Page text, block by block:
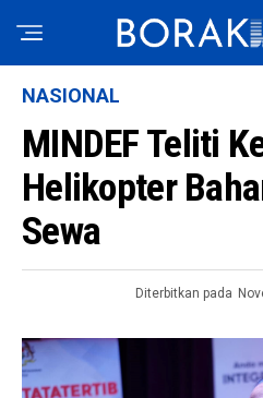
NASIONAL
MINDEF Teliti
Helikopter
Sewa
Diterbitkan pada